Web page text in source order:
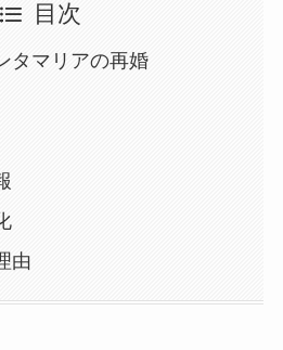
目次
タマリアの再婚
由